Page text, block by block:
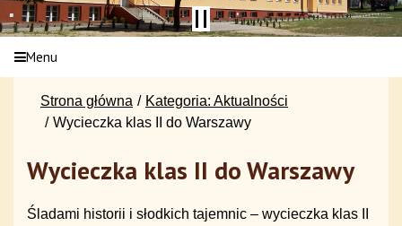
Menu
Strona główna
Kategoria: Aktualności
Wycieczka klas II do Warszawy
Wycieczka klas II do Warszawy
Śladami historii i słodkich tajemnic – wycieczka klas II